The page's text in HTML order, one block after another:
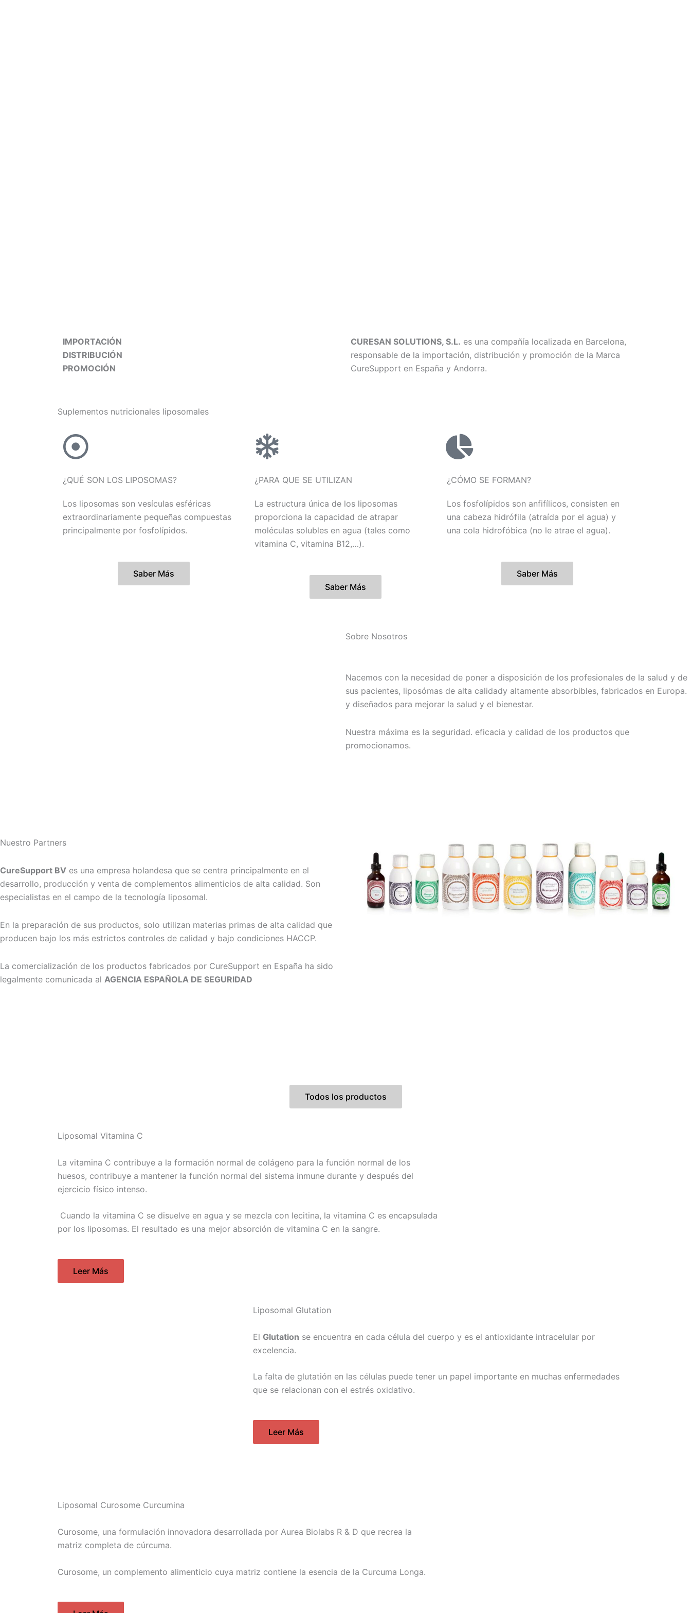
IMPORTACIÓN
DISTRIBUCIÓN
PROMOCIÓN
CURESAN SOLUTIONS, S.L. es una compañía localizada en Barcelona,
responsable de la importación, distribución y promoción de la Marca
CureSupport en España y Andorra.
Suplementos nutricionales liposomales
¿QUÉ SON LOS LIPOSOMAS?
Los liposomas son vesículas esféricas
extraordinariamente pequeñas compuestas
principalmente por fosfolípidos.
Saber Más
¿PARA QUE SE UTILIZAN
La estructura única de los liposomas
proporciona la capacidad de atrapar
moléculas solubles en agua (tales como
vitamina C, vitamina B12,…).
Saber Más
¿CÓMO SE FORMAN?
Los fosfolípidos son anfifílicos, consisten en
una cabeza hidrófila (atraída por el agua) y
una cola hidrofóbica (no le atrae el agua).
Saber Más
Sobre Nosotros
Nacemos con la necesidad de poner a disposición de los profesionales de la salud y de
sus pacientes, liposómas de alta calidady altamente absorbibles, fabricados en Europa.
y diseñados para mejorar la salud y el bienestar.
Nuestra máxima es la seguridad. eficacia y calidad de los productos que
promocionamos.
Nuestro Partners
CureSupport BV es una empresa holandesa que se centra principalmente en el
desarrollo, producción y venta de complementos alimenticios de alta calidad. Son
especialistas en el campo de la tecnología liposomal.
En la preparación de sus productos, solo utilizan materias primas de alta calidad que
producen bajo los más estrictos controles de calidad y bajo condiciones HACCP.
La comercialización de los productos fabricados por CureSupport en España ha sido
legalmente comunicada al AGENCIA ESPAÑOLA DE SEGURIDAD
Todos los productos
Liposomal Vitamina C
La vitamina C contribuye a la formación normal de colágeno para la función normal de los
huesos, contribuye a mantener la función normal del sistema inmune durante y después del
ejercicio físico intenso.
Cuando la vitamina C se disuelve en agua y se mezcla con lecitina, la vitamina C es encapsulada
por los liposomas. El resultado es una mejor absorción de vitamina C en la sangre.
Leer Más
Liposomal Glutation
El Glutation se encuentra en cada célula del cuerpo y es el antioxidante intracelular por
excelencia.
La falta de glutatión en las células puede tener un papel importante en muchas enfermedades
que se relacionan con el estrés oxidativo.
Leer Más
Liposomal Curosome Curcumina
Curosome, una formulación innovadora desarrollada por Aurea Biolabs R & D que recrea la
matriz completa de cúrcuma.
Curosome, un complemento alimenticio cuya matriz contiene la esencia de la Curcuma Longa.